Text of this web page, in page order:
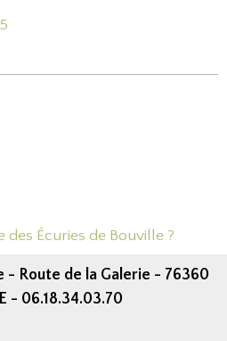
Écuries de Bouville ?
- Route de la Galerie - 76360
- 06.18.34.03.70